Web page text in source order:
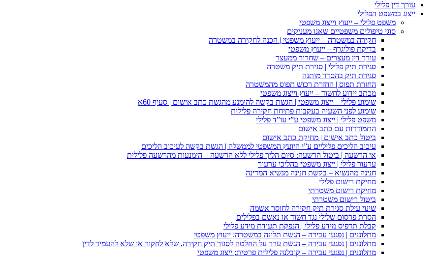
עורך דין פלילי
ייצוג במשפט הפלילי
משפט פלילי – ייעוץ וייצוג משפטי
סוגי טיפולים משפטיים שאנו מעניקים
חקירה במשטרה – ייעוץ משפטי | הכנה לחקירה במשטרה
בדיקת פוליגרף – ייעוץ משפטי
עורך דין מעצרים – שחרור ממעצר
סגירת תיק פלילי | סגירת תיק משטרה
סגירת תיק בהסדר מותנה
החזרת תפוס | החזרת רכוש תפוס מהמשטרה
מכתב יידוע לחשוד – ייעוץ וייצוג משפטי
שימוע פלילי – ייצוג משפטי | הגשת בקשה להימנע מהגשת כתב אישום | סעיף 60א
שימוע לפני השעיה בעקבות פתיחת חקירה פלילית
משפט פלילי | ייצוג משפטי ע”י עו”ד פלילי
התמודדות עם כתב אישום
ביטול כתב אישום | מחיקת כתב אישום
עיכוב הליכים פליליים ע”י היועץ המשפטי לממשלה | הגשת בקשה לעיכוב הליכים
אי הרשעה | ביטול הרשעה: סיום הליך פלילי ללא הרשעה – הימנעות מהרשעה פלילית
ערעור פלילי | ייצוג משפטי בהליכי ערעור
חנינה מהנשיא – בקשת חנינה מנשיא המדינה
מחיקת רישום פלילי
מחיקת רישום משטרתי
ביטול רישום משטרתי
שינוי עילת סגירת תיק חקירה לחוסר אשמה
הסרת פרסום שלילי נגד חשוד או נאשם בפלילים
קבלת תדפיס מידע פלילי | הנפקת תעודת מידע פלילי
מתלוננים | נפגעי עבירה – הגשת תלונה במשטרה; ייעוץ משפטי
מתלוננים | נפגעי עבירה – הגשת ערר על החלטה לסגור תיק חקירה, שלא לחקור או שלא להעמיד לדין
מתלוננים | נפגעי עבירה – קובלנה פלילית פרטית; ייצוג משפטי